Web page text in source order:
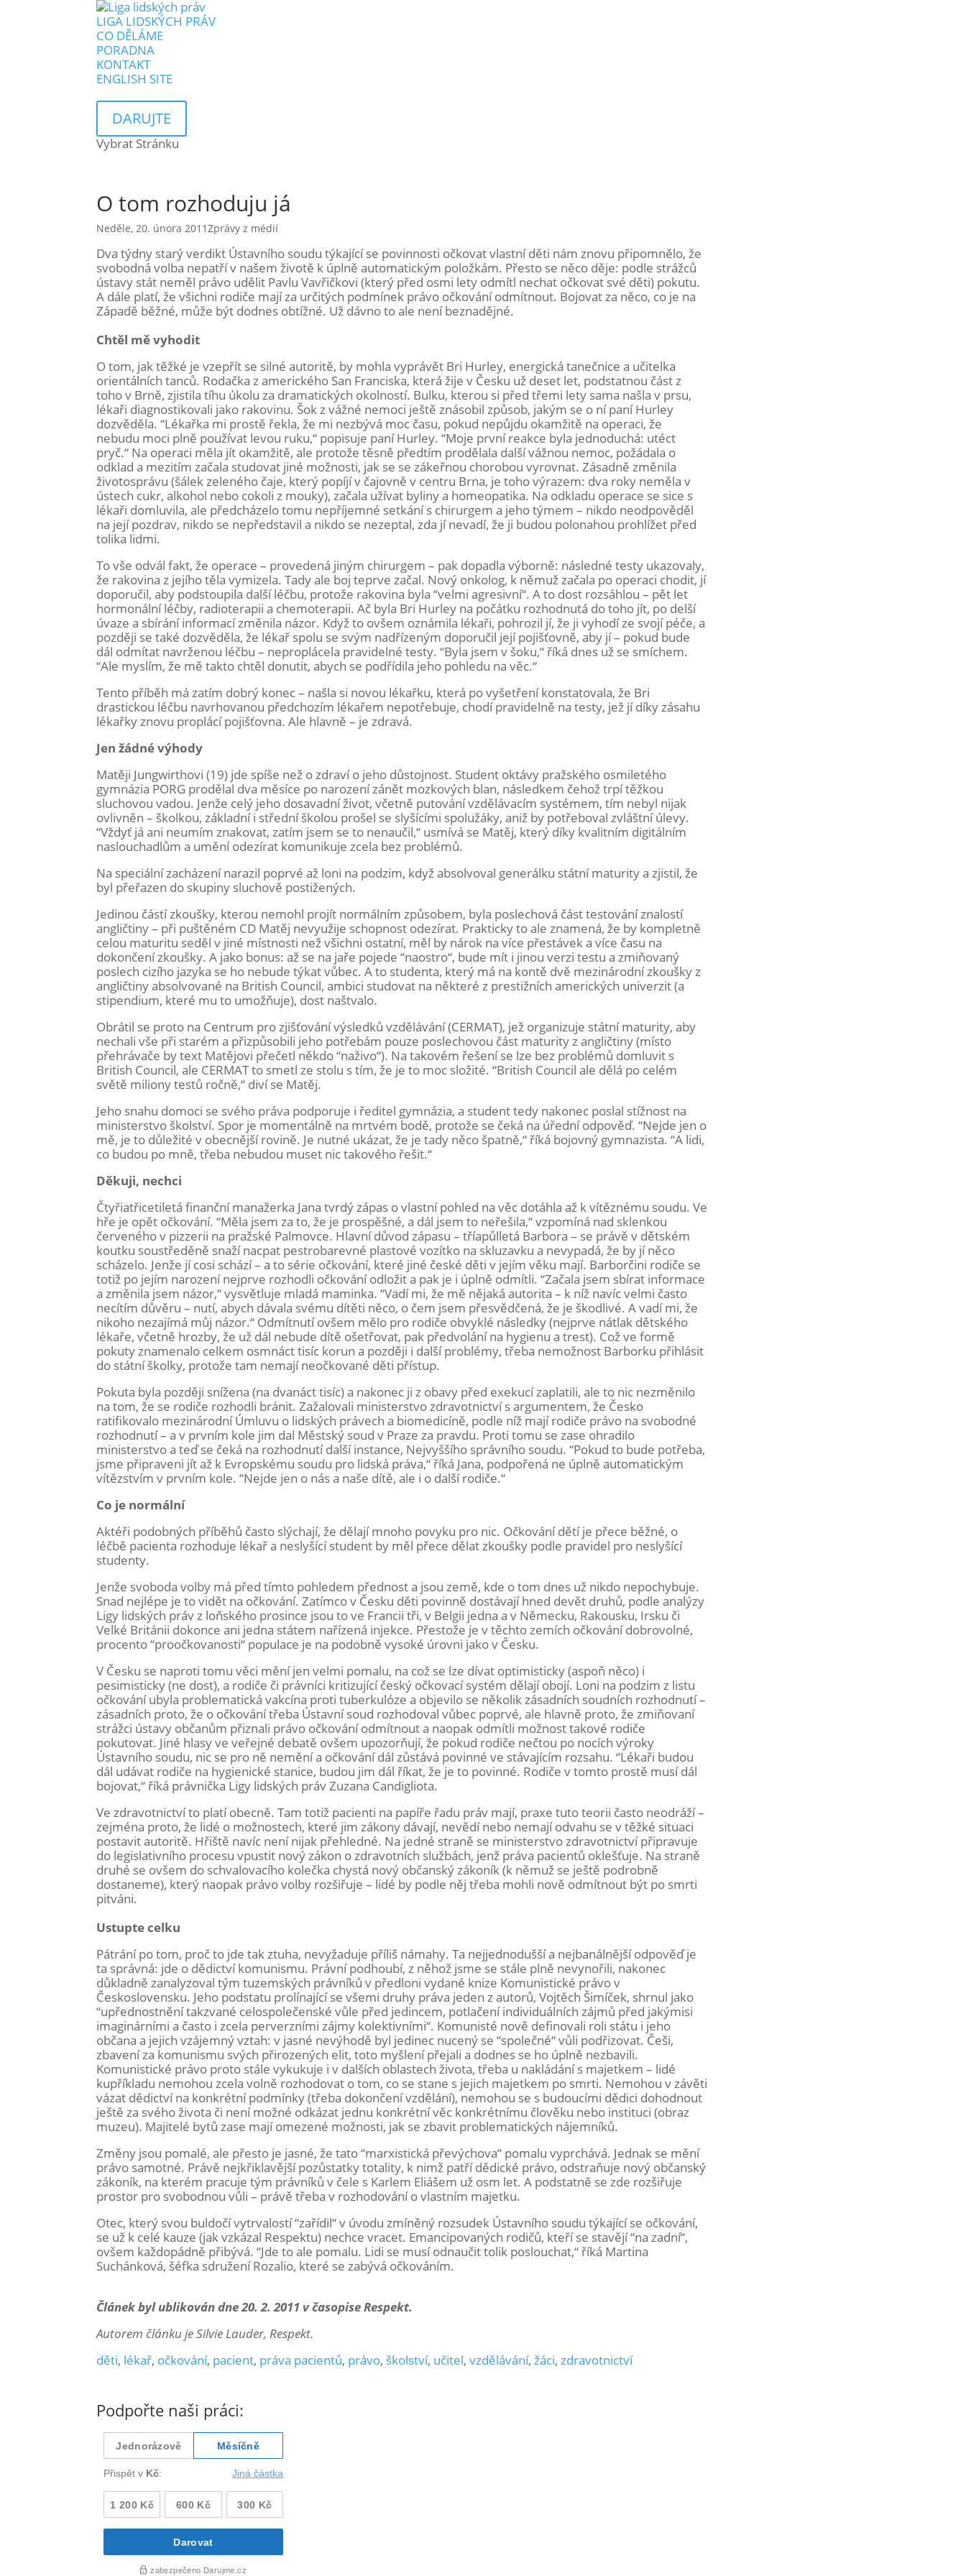
LIGA LIDSKÝCH PRÁV
CO DĚLÁME
PORADNA
KONTAKT
ENGLISH SITE
DARUJTE
Vybrat Stránku
O tom rozhoduju já
Neděle, 20. února 2011Zprávy z médií
Dva týdny starý verdikt Ústavního soudu týkající se povinnosti očkovat vlastní děti nám znovu připomnělo, že
svobodná volba nepatří v našem životě k úplně automatickým položkám. Přesto se něco děje: podle strážců
ústavy stát neměl právo udělit Pavlu Vavřičkovi (který před osmi lety odmítl nechat očkovat své děti) pokutu.
A dále platí, že všichni rodiče mají za určitých podmínek právo očkování odmítnout. Bojovat za něco, co je na
Západě běžné, může být dodnes obtížné. Už dávno to ale není beznadějné.
Chtěl mě vyhodit
O tom, jak těžké je vzepřít se silné autoritě, by mohla vyprávět Bri Hurley, energická tanečnice a učitelka
orientálních tanců. Rodačka z amerického San Franciska, která žije v Česku už deset let, podstatnou část z
toho v Brně, zjistila tíhu úkolu za dramatických okolností. Bulku, kterou si před třemi lety sama našla v prsu,
lékaři diagnostikovali jako rakovinu. Šok z vážné nemoci ještě znásobil způsob, jakým se o ní paní Hurley
dozvěděla. “Lékařka mi prostě řekla, že mi nezbývá moc času, pokud nepůjdu okamžitě na operaci, že
nebudu moci plně používat levou ruku,“ popisuje paní Hurley. “Moje první reakce byla jednoduchá: utéct
pryč.“ Na operaci měla jít okamžitě, ale protože těsně předtím prodělala další vážnou nemoc, požádala o
odklad a mezitím začala studovat jiné možnosti, jak se se zákeřnou chorobou vyrovnat. Zásadně změnila
životosprávu (šálek zeleného čaje, který popíjí v čajovně v centru Brna, je toho výrazem: dva roky neměla v
ústech cukr, alkohol nebo cokoli z mouky), začala užívat byliny a homeopatika. Na odkladu operace se sice s
lékaři domluvila, ale předcházelo tomu nepříjemné setkání s chirurgem a jeho týmem – nikdo neodpověděl
na její pozdrav, nikdo se nepředstavil a nikdo se nezeptal, zda jí nevadí, že ji budou polonahou prohlížet před
tolika lidmi.
To vše odvál fakt, že operace – provedená jiným chirurgem – pak dopadla výborně: následné testy ukazovaly,
že rakovina z jejího těla vymizela. Tady ale boj teprve začal. Nový onkolog, k němuž začala po operaci chodit, jí
doporučil, aby podstoupila další léčbu, protože rakovina byla “velmi agresivní“. A to dost rozsáhlou – pět let
hormonální léčby, radioterapii a chemoterapii. Ač byla Bri Hurley na počátku rozhodnutá do toho jít, po delší
úvaze a sbírání informací změnila názor. Když to ovšem oznámila lékaři, pohrozil jí, že ji vyhodí ze svojí péče, a
později se také dozvěděla, že lékař spolu se svým nadřízeným doporučil její pojišťovně, aby jí – pokud bude
dál odmítat navrženou léčbu – neproplácela pravidelné testy. “Byla jsem v šoku,“ říká dnes už se smíchem.
“Ale myslím, že mě takto chtěl donutit, abych se podřídila jeho pohledu na věc.“
Tento příběh má zatím dobrý konec – našla si novou lékařku, která po vyšetření konstatovala, že Bri
drastickou léčbu navrhovanou předchozím lékařem nepotřebuje, chodí pravidelně na testy, jež jí díky zásahu
lékařky znovu proplácí pojišťovna. Ale hlavně – je zdravá.
Jen žádné výhody
Matěji Jungwirthovi (19) jde spíše než o zdraví o jeho důstojnost. Student oktávy pražského osmiletého
gymnázia PORG prodělal dva měsíce po narození zánět mozkových blan, následkem čehož trpí těžkou
sluchovou vadou. Jenže celý jeho dosavadní život, včetně putování vzdělávacím systémem, tím nebyl nijak
ovlivněn – školkou, základní i střední školou prošel se slyšícími spolužáky, aniž by potřeboval zvláštní úlevy.
“Vždyť já ani neumím znakovat, zatím jsem se to nenaučil,“ usmívá se Matěj, který díky kvalitním digitálním
naslouchadlům a umění odezírat komunikuje zcela bez problémů.
Na speciální zacházení narazil poprvé až loni na podzim, když absolvoval generálku státní maturity a zjistil, že
byl přeřazen do skupiny sluchově postižených.
Jedinou částí zkoušky, kterou nemohl projít normálním způsobem, byla poslechová část testování znalostí
angličtiny – při puštěném CD Matěj nevyužije schopnost odezírat. Prakticky to ale znamená, že by kompletně
celou maturitu seděl v jiné místnosti než všichni ostatní, měl by nárok na více přestávek a více času na
dokončení zkoušky. A jako bonus: až se na jaře pojede “naostro“, bude mít i jinou verzi testu a zmiňovaný
poslech cizího jazyka se ho nebude týkat vůbec. A to studenta, který má na kontě dvě mezinárodní zkoušky z
angličtiny absolvované na British Council, ambici studovat na některé z prestižních amerických univerzit (a
stipendium, které mu to umožňuje), dost naštvalo.
Obrátil se proto na Centrum pro zjišťování výsledků vzdělávání (CERMAT), jež organizuje státní maturity, aby
nechali vše při starém a přizpůsobili jeho potřebám pouze poslechovou část maturity z angličtiny (místo
přehrávače by text Matějovi přečetl někdo “naživo“). Na takovém řešení se lze bez problémů domluvit s
British Council, ale CERMAT to smetl ze stolu s tím, že je to moc složité. “British Council ale dělá po celém
světě miliony testů ročně,“ diví se Matěj.
Jeho snahu domoci se svého práva podporuje i ředitel gymnázia, a student tedy nakonec poslal stížnost na
ministerstvo školství. Spor je momentálně na mrtvém bodě, protože se čeká na úřední odpověď. “Nejde jen o
mě, je to důležité v obecnější rovině. Je nutné ukázat, že je tady něco špatně,“ říká bojovný gymnazista. “A lidi,
co budou po mně, třeba nebudou muset nic takového řešit.“
Děkuji, nechci
Čtyřiatřicetiletá finanční manažerka Jana tvrdý zápas o vlastní pohled na věc dotáhla až k vítěznému soudu. Ve
hře je opět očkování. “Měla jsem za to, že je prospěšné, a dál jsem to neřešila,“ vzpomíná nad sklenkou
červeného v pizzerii na pražské Palmovce. Hlavní důvod zápasu – tříapůlletá Barbora – se právě v dětském
koutku soustředěně snaží nacpat pestrobarevné plastové vozítko na skluzavku a nevypadá, že by jí něco
scházelo. Jenže jí cosi schází – a to série očkování, které jiné české děti v jejím věku mají. Barborčini rodiče se
totiž po jejím narození nejprve rozhodli očkování odložit a pak je i úplně odmítli. “Začala jsem sbírat informace
a změnila jsem názor,“ vysvětluje mladá maminka. “Vadí mi, že mě nějaká autorita – k níž navíc velmi často
necítím důvěru – nutí, abych dávala svému dítěti něco, o čem jsem přesvědčená, že je škodlivé. A vadí mi, že
nikoho nezajímá můj názor.“ Odmítnutí ovšem mělo pro rodiče obvyklé následky (nejprve nátlak dětského
lékaře, včetně hrozby, že už dál nebude dítě ošetřovat, pak předvolání na hygienu a trest). Což ve formě
pokuty znamenalo celkem osmnáct tisíc korun a později i další problémy, třeba nemožnost Barborku přihlásit
do státní školky, protože tam nemají neočkované děti přístup.
Pokuta byla později snížena (na dvanáct tisíc) a nakonec ji z obavy před exekucí zaplatili, ale to nic nezměnilo
na tom, že se rodiče rozhodli bránit. Zažalovali ministerstvo zdravotnictví s argumentem, že Česko
ratifikovalo mezinárodní Úmluvu o lidských právech a biomedicíně, podle níž mají rodiče právo na svobodné
rozhodnutí – a v prvním kole jim dal Městský soud v Praze za pravdu. Proti tomu se zase ohradilo
ministerstvo a teď se čeká na rozhodnutí další instance, Nejvyššího správního soudu. “Pokud to bude potřeba,
jsme připraveni jít až k Evropskému soudu pro lidská práva,“ říká Jana, podpořená ne úplně automatickým
vítězstvím v prvním kole. “Nejde jen o nás a naše dítě, ale i o další rodiče.“
Co je normální
Aktéři podobných příběhů často slýchají, že dělají mnoho povyku pro nic. Očkování dětí je přece běžné, o
léčbě pacienta rozhoduje lékař a neslyšící student by měl přece dělat zkoušky podle pravidel pro neslyšící
studenty.
Jenže svoboda volby má před tímto pohledem přednost a jsou země, kde o tom dnes už nikdo nepochybuje.
Snad nejlépe je to vidět na očkování. Zatímco v Česku děti povinně dostávají hned devět druhů, podle analýzy
Ligy lidských práv z loňského prosince jsou to ve Francii tři, v Belgii jedna a v Německu, Rakousku, Irsku či
Velké Británii dokonce ani jedna státem nařízená injekce. Přestože je v těchto zemích očkování dobrovolné,
procento “proočkovanosti“ populace je na podobně vysoké úrovni jako v Česku.
V Česku se naproti tomu věci mění jen velmi pomalu, na což se lze dívat optimisticky (aspoň něco) i
pesimisticky (ne dost), a rodiče či právníci kritizující český očkovací systém dělají obojí. Loni na podzim z listu
očkování ubyla problematická vakcína proti tuberkulóze a objevilo se několik zásadních soudních rozhodnutí –
zásadních proto, že o očkování třeba Ústavní soud rozhodoval vůbec poprvé, ale hlavně proto, že zmiňovaní
strážci ústavy občanům přiznali právo očkování odmítnout a naopak odmítli možnost takové rodiče
pokutovat. Jiné hlasy ve veřejné debatě ovšem upozorňují, že pokud rodiče nečtou po nocích výroky
Ústavního soudu, nic se pro ně nemění a očkování dál zůstává povinné ve stávajícím rozsahu. “Lékaři budou
dál udávat rodiče na hygienické stanice, budou jim dál říkat, že je to povinné. Rodiče v tomto prostě musí dál
bojovat,“ říká právnička Ligy lidských práv Zuzana Candigliota.
Ve zdravotnictví to platí obecně. Tam totiž pacienti na papíře řadu práv mají, praxe tuto teorii často neodráží –
zejména proto, že lidé o možnostech, které jim zákony dávají, nevědí nebo nemají odvahu se v těžké situaci
postavit autoritě. Hřiště navíc není nijak přehledné. Na jedné straně se ministerstvo zdravotnictví připravuje
do legislativního procesu vpustit nový zákon o zdravotních službách, jenž práva pacientů oklešťuje. Na straně
druhé se ovšem do schvalovacího kolečka chystá nový občanský zákoník (k němuž se ještě podrobně
dostaneme), který naopak právo volby rozšiřuje – lidé by podle něj třeba mohli nově odmítnout být po smrti
pitváni.
Ustupte celku
Pátrání po tom, proč to jde tak ztuha, nevyžaduje příliš námahy. Ta nejjednodušší a nejbanálnější odpověď je
ta správná: jde o dědictví komunismu. Právní podhoubí, z něhož jsme se stále plně nevynořili, nakonec
důkladně zanalyzoval tým tuzemských právníků v předloni vydané knize Komunistické právo v
Československu. Jeho podstatu prolínající se všemi druhy práva jeden z autorů, Vojtěch Šimíček, shrnul jako
“upřednostnění takzvané celospolečenské vůle před jedincem, potlačení individuálních zájmů před jakýmisi
imaginárními a často i zcela perverzními zájmy kolektivními“. Komunisté nově definovali roli státu i jeho
občana a jejich vzájemný vztah: v jasné nevýhodě byl jedinec nucený se “společné“ vůli podřizovat. Češi,
zbavení za komunismu svých přirozených elit, toto myšlení přejali a dodnes se ho úplně nezbavili.
Komunistické právo proto stále vykukuje i v dalších oblastech života, třeba u nakládání s majetkem – lidé
kupříkladu nemohou zcela volně rozhodovat o tom, co se stane s jejich majetkem po smrti. Nemohou v závěti
vázat dědictví na konkrétní podmínky (třeba dokončení vzdělání), nemohou se s budoucími dědici dohodnout
ještě za svého života či není možné odkázat jednu konkrétní věc konkrétnímu člověku nebo instituci (obraz
muzeu). Majitelé bytů zase mají omezené možnosti, jak se zbavit problematických nájemníků.
Změny jsou pomalé, ale přesto je jasné, že tato “marxistická převýchova“ pomalu vyprchává. Jednak se mění
právo samotné. Právě nejkřiklavější pozůstatky totality, k nimž patří dědické právo, odstraňuje nový občanský
zákoník, na kterém pracuje tým právníků v čele s Karlem Eliášem už osm let. A podstatně se zde rozšiřuje
prostor pro svobodnou vůli – právě třeba v rozhodování o vlastním majetku.
Otec, který svou buldočí vytrvalostí “zařídil“ v úvodu zmíněný rozsudek Ústavního soudu týkající se očkování,
se už k celé kauze (jak vzkázal Respektu) nechce vracet. Emancipovaných rodičů, kteří se stavějí “na zadní“,
ovšem každopádně přibývá. “Jde to ale pomalu. Lidi se musí odnaučit tolik poslouchat,“ říká Martina
Suchánková, šéfka sdružení Rozalio, které se zabývá očkováním.
Článek byl ublikován dne 20. 2. 2011 v časopise Respekt.
Autorem článku je Silvie Lauder, Respekt.
děti, lékař, očkování, pacient, práva pacientů, právo, školství, učitel,vzdělávání,žáci,zdravotnictví
Podpořte naši práci: